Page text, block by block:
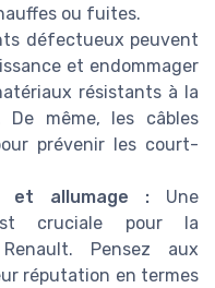
ou fuites.
défectueux peuvent
et endommager
résistants à la
même, les câbles
prévenir les court-
et allumage :Une
cruciale pour la
Pensez aux
réputation en termes